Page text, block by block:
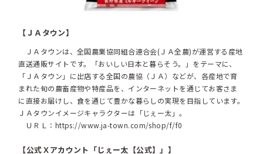
【ＪＡタウン】
ＪＡタウンは、全国農業協同組合連合会(ＪＡ全農)が運営する産地
直送通販サイトです。「おいしい日本と暮らそう。」をテーマに、
「ＪＡタウン」に出店する全国の農協（ＪＡ）などが、各産地で育
まれた旬の農畜産物や特産品を、インターネットを通じてお客さま
に直接お届けし、食を通じて豊かな暮らしの実現を目指しています。
ＪＡタウンイメージキャラクターは「じぇー太」。
ＵＲＬ： https://www.ja-town.com/shop/f/f0
【公式Ｘアカウント「じぇー太【公式】」】